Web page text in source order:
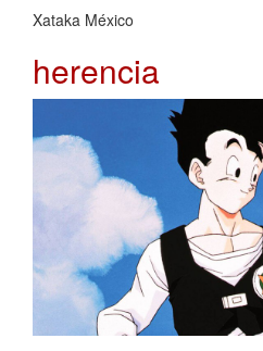
Xataka México
herencia